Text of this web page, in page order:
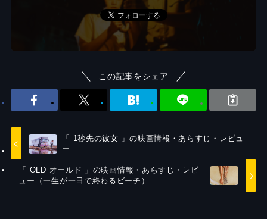
この記事をシェア
「 1秒先の彼女 」の映画情報・あらすじ・レビュ
ー
「 OLD オールド 」の映画情報・あらすじ・レビ
ュー（一生が一日で終わるビーチ）